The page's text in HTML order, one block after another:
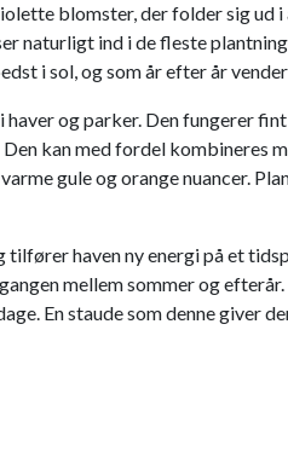
blomster, der folder sig ud i
naturligt ind i de fleste
i sol, og som år efter år
og parker. Den fungerer
kan med fordel kombineres
gule og orange nuancer.
haven ny energi på et
mellem sommer og efterår.
En staude som denne giver